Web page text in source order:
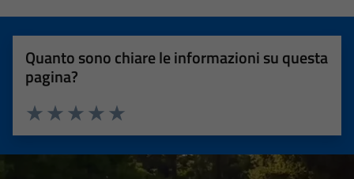
Quanto sono chiare le informazioni su questa
pagina?
Valuta 5 stelle su 5
Valuta 4 stelle su 5
Valuta 3 stelle su 5
Valuta 2 stelle su 5
Valuta 1 stelle su 5